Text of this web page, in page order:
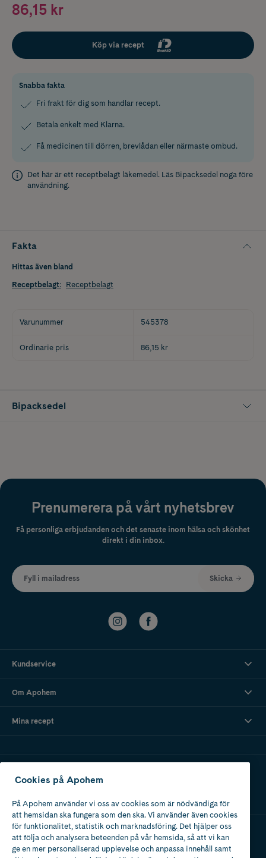
86,15 kr
Köp via recept
Snabba fakta
Fri frakt för dig som handlar recept.
Betala enkelt med Klarna.
Få medicinen till dörren, brevlådan eller närmaste ombud.
Det här är ett receptbelagt läkemedel. Läs Bipacksedel noga före
användning.
Fakta
Hittas även bland
Receptbelagt: Receptbelagt
Varunummer 545378
Ordinarie pris 86,15 kr
Bipacksedel
Prenumerera på vårt nyhetsbrev
Få personliga erbjudanden och det senaste inom hälsa och skönhet
direkt i din inbox.
Fyll i mailadress Skicka
Kundservice
Om Apohem
Mina recept
Apotek med tillstånd
av Läkemedelsverket
Cookies på Apohem
På Apohem använder vi oss av cookies som är nödvändiga för
att hemsidan ska fungera som den ska. Vi använder även cookies
för funktionalitet, statistik och marknadsföring. Det hjälper oss
att följa och analysera beteenden på vår hemsida, så att vi kan
ge en mer personaliserad upplevelse och anpassa innehåll samt